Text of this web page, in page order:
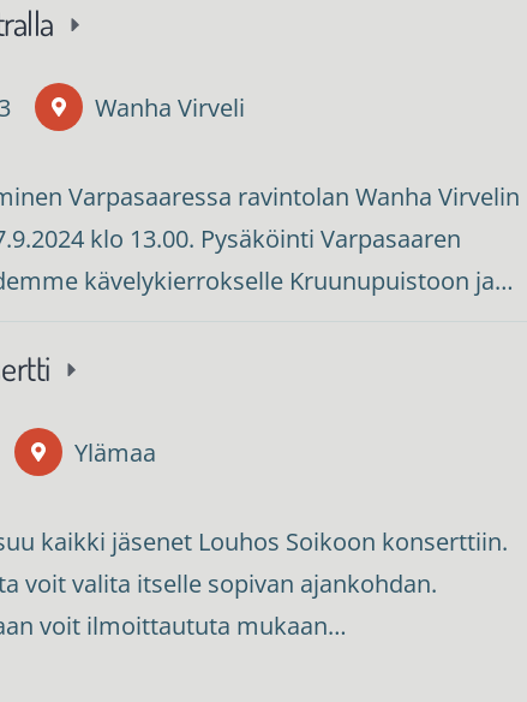
Wanha Virveli
Varpasaaressa ravintolan Wanha Virvelin
klo 13.00. Pysäköinti Varpasaaren
kävelykierrokselle Kruunupuistoon ja…
Ylämaa
kaikki jäsenet Louhos Soikoon konserttiin.
voit valita itselle sopivan ajankohdan.
voit ilmoittaututa mukaan…